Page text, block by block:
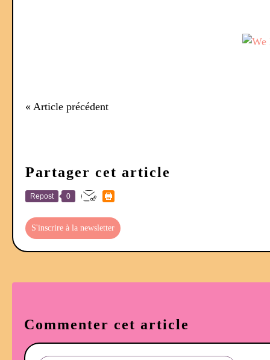
« Article précédent
Partager cet article
Repost 0
S'inscrire à la newsletter
Commenter cet article